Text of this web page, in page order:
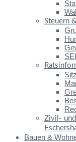
Steuern
Zivil-
Bauen &